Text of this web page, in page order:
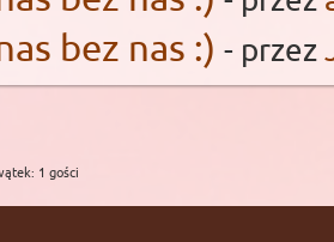
bez nas :) - przez
1 gości